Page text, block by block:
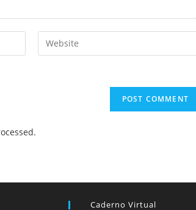
Enter
your
Caderno Virtual